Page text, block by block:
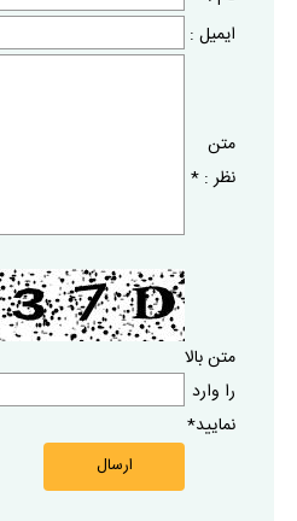
ايميل :
متن
نظر : *
متن بالا
را وارد
نماييد*